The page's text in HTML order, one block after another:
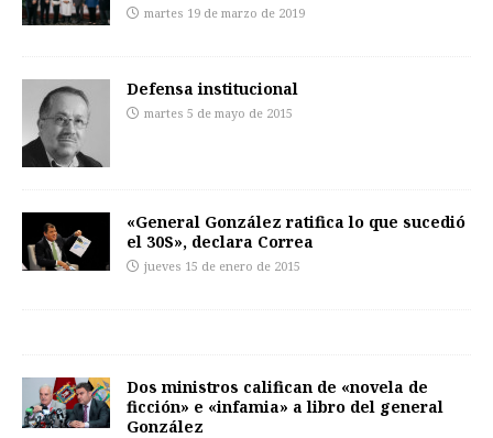
martes 19 de marzo de 2019
Defensa institucional
martes 5 de mayo de 2015
«General González ratifica lo que sucedió
el 30S», declara Correa
jueves 15 de enero de 2015
Dos ministros califican de «novela de
ficción» e «infamia» a libro del general
González